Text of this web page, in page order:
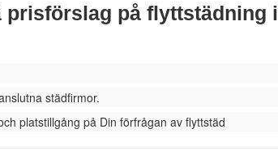
prisförslag på flyttstädning i
städfirmor.
platstillgång på Din förfrågan av flyttstäd